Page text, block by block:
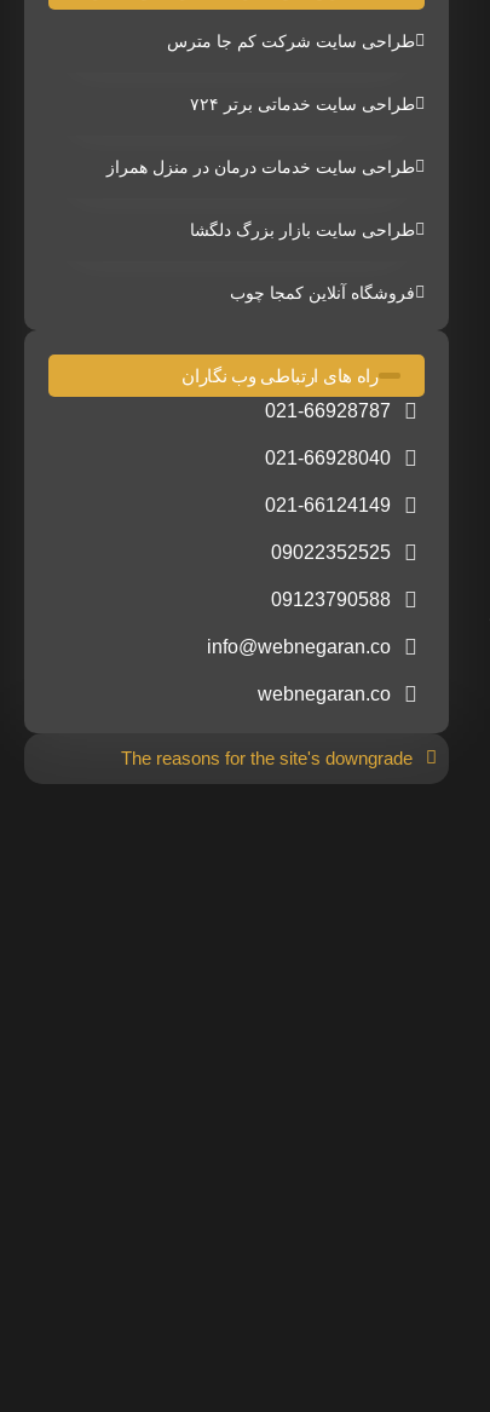
طراحی سایت شرکت کم جا مترس
طراحی سایت خدماتی برتر ۷۲۴
طراحی سایت خدمات درمان در منزل همراز
طراحی سایت بازار بزرگ دلگشا
فروشگاه آنلاین کمجا چوب
راه های ارتباطی وب نگاران
021-66928787
021-66928040
021-66124149
09022352525
09123790588
info@webnegaran.co
webnegaran.co
The reasons for the site's downgrade